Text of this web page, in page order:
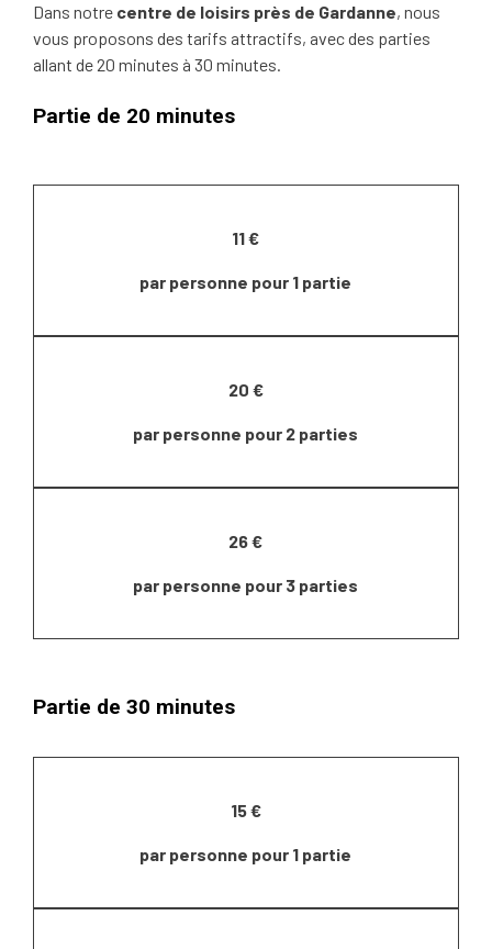
Dans notre centre de loisirs près de Gardanne, nous
vous proposons des tarifs attractifs, avec des parties
allant de 20 minutes à 30 minutes.
Partie de 20 minutes
11 €
par personne pour 1 partie
20 €
par personne pour 2 parties
26 €
par personne pour 3 parties
Partie de 30 minutes
15 €
par personne pour 1 partie